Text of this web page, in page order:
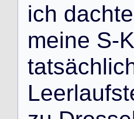
ich dachte
meine S-K
tatsächlic
Leerlaufst